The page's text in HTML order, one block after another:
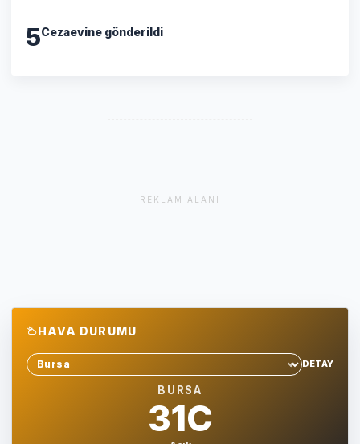
5Cezaevine gönderildi
REKLAM ALANI
HAVA DURUMU
Sehir sec
DETAY
BURSA
31C